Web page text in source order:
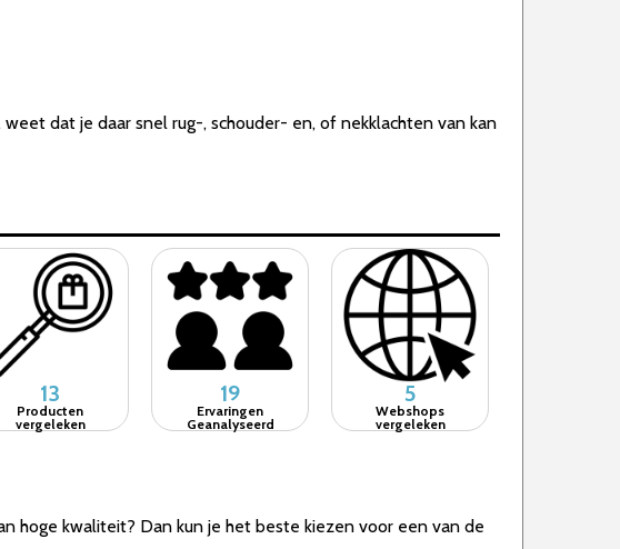
dat je daar snel rug-, schouder- en, of nekklachten van kan
13
Producten
vergeleken
19
Ervaringen
Geanalyseerd
5
Webshops
vergeleken
hoge kwaliteit? Dan kun je het beste kiezen voor een van de